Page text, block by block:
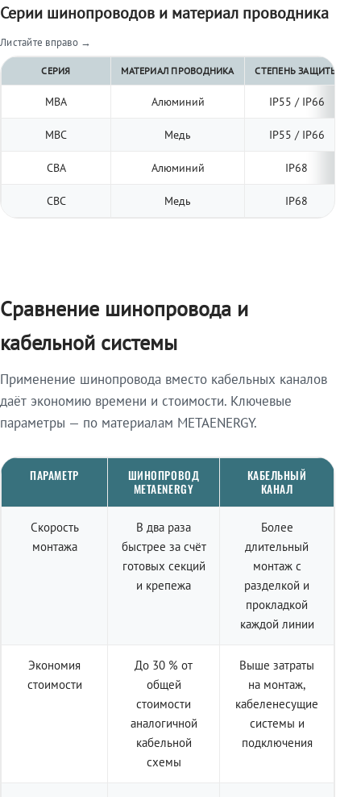
Серии шинопроводов и материал проводника
Листайте вправо →
СЕРИЯ МАТЕРИАЛ ПРОВОДНИКА СТЕПЕНЬ ЗАЩИТЫ
МВА Алюминий IP55 / IP66
МВС Медь IP55 / IP66
СВА Алюминий IP68
СВС Медь IP68
Сравнение шинопровода и
кабельной системы
Применение шинопровода вместо кабельных каналов
даёт экономию времени и стоимости. Ключевые
параметры — по материалам METAENERGY.
ПАРАМЕТР
ШИНОПРОВОД
METAENERGY
КАБЕЛЬНЫЙ
КАНАЛ
Скорость
монтажа
В два раза
быстрее за счёт
готовых секций
и крепежа
Более
длительный
монтаж с
разделкой и
прокладкой
каждой линии
Экономия
стоимости
До 30 % от
общей
стоимости
аналогичной
кабельной
схемы
Выше затраты
на монтаж,
кабеленесущие
системы и
подключения